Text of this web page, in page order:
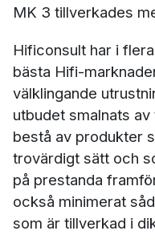
MK 3 tillverkades
Hificonsult har i
bästa Hifi-
välklingande
utbudet smalnats
bestå av produkter
trovärdigt sätt och
på prestanda
också minimerat
som är tillverkad i